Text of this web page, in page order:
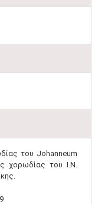
του Johanneum
χορωδίας του Ι.Ν.